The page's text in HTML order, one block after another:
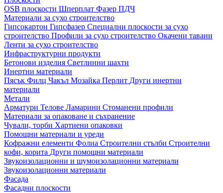
OSB плоскости Шперплат Фазер ПДЧ
Материали за сухо строителство
Гипсокартон Гипсфазер Специални плоскости за сухо
строителство Профили за сухо строителство Окачени тавани
Ленти за сухо строителство
Инфраструктурни продукти
Бетонови изделия Светлинни шахти
Инертни материали
Пясък Филц Чакъл Мозайкa Перлит Други инертни
материали
Метали
Арматури Телове Ламарини Стоманени профили
Материали за опаковане и съхранение
Чували, торби Хартиени опаковки
Помощни материали и уреди
Кофражни елементи Фолиа Строителни стълби Строителни
кофи, корита Други помощни материали
Звукоизолационни и шумоизолационни материали
Звукоизолационни материали
Фасада
Фасадни плоскости